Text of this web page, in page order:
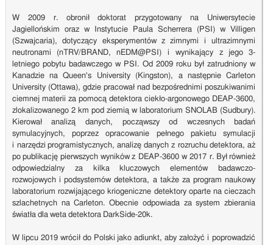
W 2009 r. obronił doktorat przygotowany na Uniwersytecie
Jagiellońskim oraz w Instytucie Paula Scherrera (PSI) w Villigen
(Szwajcaria), dotyczący eksperymentów z zimnymi i ultrazimnymi
neutronami (nTRV/BRAND, nEDM@PSI) i wynikający z jego 3-
letniego pobytu badawczego w PSI. Od 2009 roku był zatrudniony w
Kanadzie na Queen's University (Kingston), a następnie Carleton
University (Ottawa), gdzie pracował nad bezpośrednimi poszukiwanimi
ciemnej materii za pomocą detektora ciekło-argonowego DEAP-3600,
zlokalizowanego 2 km pod ziemią w laboratorium SNOLAB (Sudbury).
Kierował analizą danych, począwszy od wczesnych badań
symulacyjnych, poprzez opracowanie pełnego pakietu symulacji
i narzędzi programistycznych, analizę danych z rozruchu detektora, aż
po publikację pierwszych wyników z DEAP-3600 w 2017 r. Był również
odpowiedzialny za kilka kluczowych elementów badawczo-
rozwojowych i podsystemów detektora, a także za program naukowy
laboratorium rozwijającego kriogeniczne detektory oparte na cieczach
szlachetnych na Carleton. Obecnie odpowiada za system zbierania
światła dla weta detektora DarkSide-20k.
W lipcu 2019 wrócił do Polski jako adiunkt, aby założyć i poprowadzić